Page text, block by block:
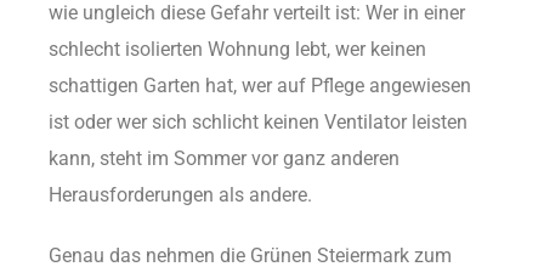
wie ungleich diese Gefahr verteilt ist: Wer in einer
schlecht isolierten Wohnung lebt, wer keinen
schattigen Garten hat, wer auf Pflege angewiesen
ist oder wer sich schlicht keinen Ventilator leisten
kann, steht im Sommer vor ganz anderen
Herausforderungen als andere.
Genau das nehmen die Grünen Steiermark zum